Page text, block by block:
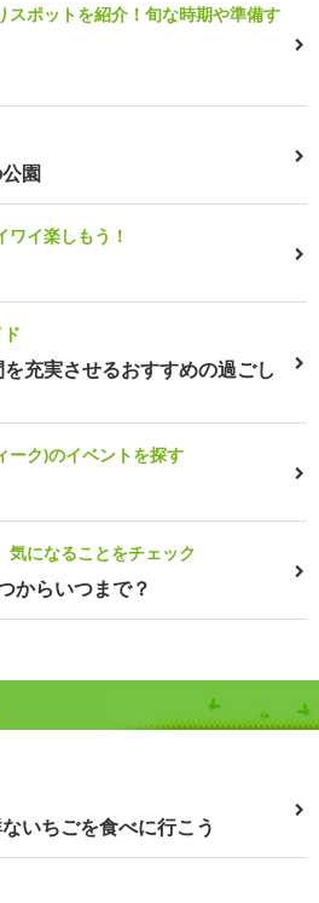
スポットを紹介！旬な時期や準備す
園
ワイ楽しもう！
充実させるおすすめの過ごし
ーク)のイベントを探す
気になることをチェック
からいつまで？
いちごを食べに行こう